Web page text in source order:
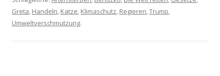
Greta, Handeln, Katze, Klimaschutz, Regieren,Trump,
Umweltverschmutzung.